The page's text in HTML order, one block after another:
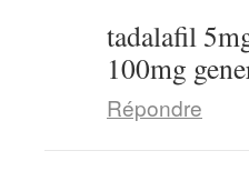
tadalafil
100mg
Répondre